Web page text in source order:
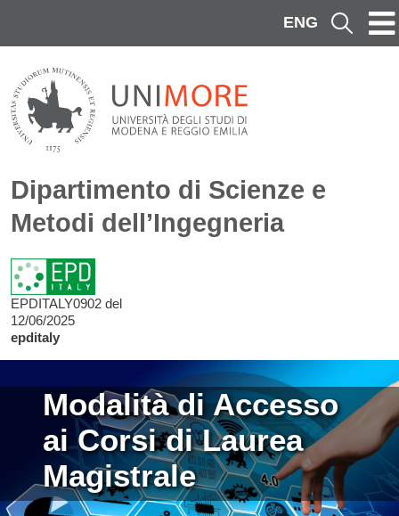
ENG Cerca
Dipartimento di Scienze e
Metodi dell’Ingegneria
EPDITALY0902 del
12/06/2025
epditaly
Modalità di Accesso
ai Corsi di Laurea
Magistrale